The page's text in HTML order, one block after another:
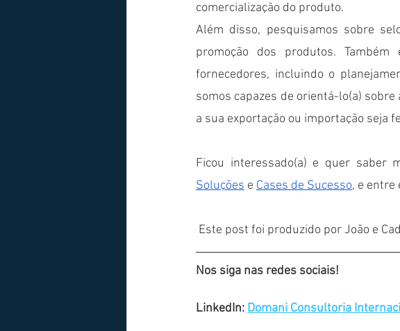
comercialização do produto.
Além disso, pesquisamos sobre
promoção dos produtos. Também
fornecedores, incluindo o
somos capazes de orientá-lo(a)
a sua exportação ou importação seja
Ficou interessado(a) e quer saber
Soluções e Cases de Sucesso, e entre
Este post foi produzido por João e
Nos siga nas redes sociais!
LinkedIn: Domani Consultoria